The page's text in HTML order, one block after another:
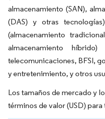
almacenamiento (SAN),
(DAS) y otras
(almacenamiento
almacenamiento
telecomunicaciones, BFSI,
y entretenimiento, y otros
Los tamaños de mercado y
términos de valor (USD)